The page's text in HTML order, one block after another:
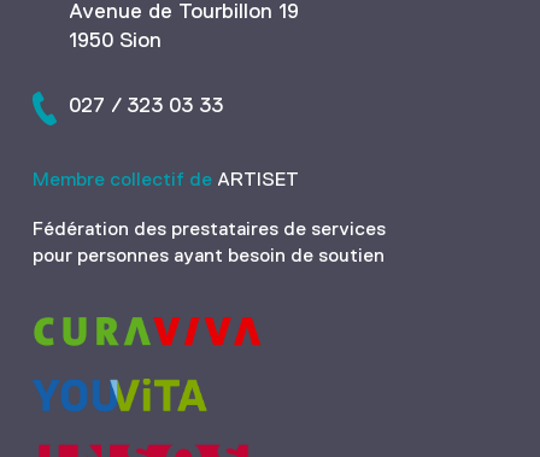
Avenue de Tourbillon 19
1950 Sion
027 / 323 03 33
Membre collectif deARTISET
Fédération des prestataires de services
pour personnes ayant besoin de soutien